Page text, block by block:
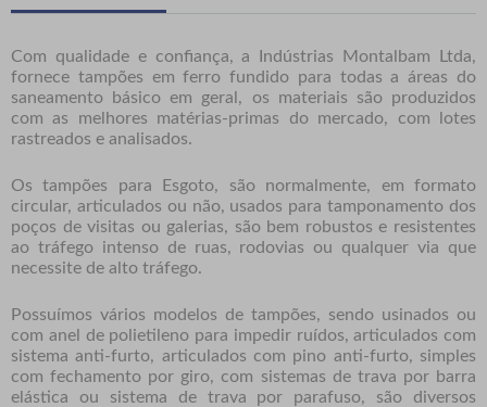
Com qualidade e confiança, a Indústrias Montalbam Ltda,
fornece tampões em ferro fundido para todas a áreas do
saneamento básico em geral, os materiais são produzidos
com as melhores matérias-primas do mercado, com lotes
rastreados e analisados.
Os tampões para Esgoto, são normalmente, em formato
circular, articulados ou não, usados para tamponamento dos
poços de visitas ou galerias, são bem robustos e resistentes
ao tráfego intenso de ruas, rodovias ou qualquer via que
necessite de alto tráfego.
Possuímos vários modelos de tampões, sendo usinados ou
com anel de polietileno para impedir ruídos, articulados com
sistema anti-furto, articulados com pino anti-furto, simples
com fechamento por giro, com sistemas de trava por barra
elástica ou sistema de trava por parafuso, são diversos